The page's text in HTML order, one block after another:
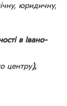
юридичну,
в Івано-
центру),